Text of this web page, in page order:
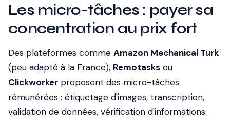
Les micro-tâches : payer sa
concentration au prix fort
Des plateformes comme Amazon Mechanical Turk
(peu adapté à la France), Remotasks ou
Clickworker proposent des micro-tâches
rémunérées : étiquetage d'images, transcription,
validation de données, vérification d'informations.